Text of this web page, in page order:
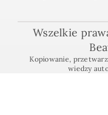
Wszelkie
Kopiowanie,
wiedzy